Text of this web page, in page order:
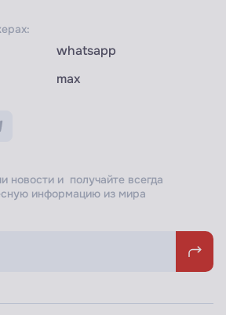
whatsapp
max
новости и получайте всегда
информацию из мира